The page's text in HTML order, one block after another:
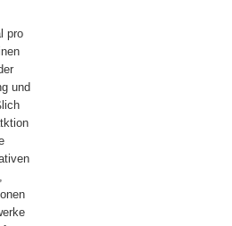
pro
und